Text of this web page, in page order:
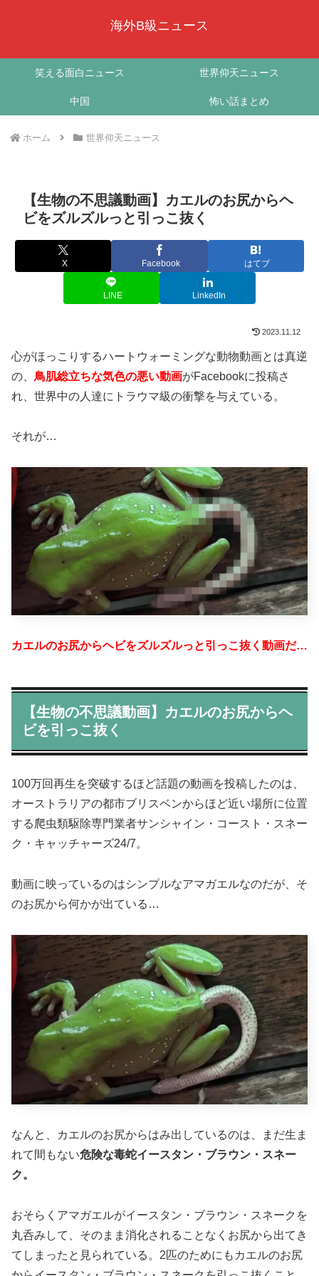
海外B級ニュース
笑える面白ニュース 世界仰天ニュース
中国 怖い話まとめ
ホーム 世界仰天ニュース
【生物の不思議動画】カエルのお尻からヘ
ビをズルズルっと引っこ抜く
X Facebook はてブ
LINE LinkedIn
2023.11.12
心がほっこりするハートウォーミングな動物動画とは真逆
の、 鳥肌総立ちな気色の悪い動画がFacebookに投稿さ
れ、世界中の人達にトラウマ級の衝撃を与えている。
それが…
カエルのお尻からヘビをズルズルっと引っこ抜く動画だ…
【生物の不思議動画】カエルのお尻からヘ
ビを引っこ抜く
100万回再生を突破するほど話題の動画を投稿したのは、
オーストラリアの都市ブリスベンからほど近い場所に位置
する爬虫類駆除専門業者サンシャイン・コースト・スネー
ク・キャッチャーズ24/7。
動画に映っているのはシンプルなアマガエルなのだが、そ
のお尻から何かが出ている…
なんと、カエルのお尻からはみ出しているのは、まだ生ま
れて間もない危険な毒蛇イースタン・ブラウン・スネー
ク。
おそらくアマガエルがイースタン・ブラウン・スネークを
丸呑みして、そのまま消化されることなくお尻から出てき
てしまったと見られている。2匹のためにもカエルのお尻